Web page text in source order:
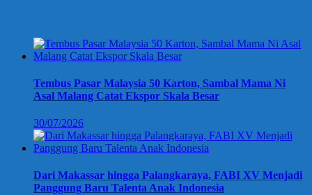
Tembus Pasar Malaysia 50 Karton, Sambal Mama Ni
Asal Malang Catat Ekspor Skala Besar
30/07/2026
Dari Makassar hingga Palangkaraya, FABI XV Menjadi
Panggung Baru Talenta Anak Indonesia